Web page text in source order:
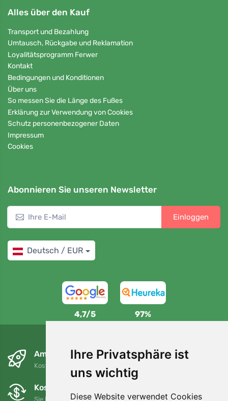
Ihre Privatsphäre ist
uns wichtig
Diese Website verwendet Cookies
Alles über den Kauf
Transport und Bezahlung
Umtausch, Rückgabe und Reklamation
Loyalitätsprogramm Ferwer
Kontakt
Bedingungen und Konditionen
Über uns
So messen Sie die Länge des Fußes
Erklärung zur Verwendung von Cookies
Schutz personenbezogener Daten
Impressum
Cookies
Abonnieren Sie unseren Newsletter
Einloggen
Deutsch / EUR
4,7/5 97%
Am nächsten Tag und kostenlos
Kostenloser Versand für Bestellungen über 80 EUR
Kostenloser Umtausch und Rückgabe
Sie können Ihre Bestellung jederzeit innerhalb von 90 Tagen